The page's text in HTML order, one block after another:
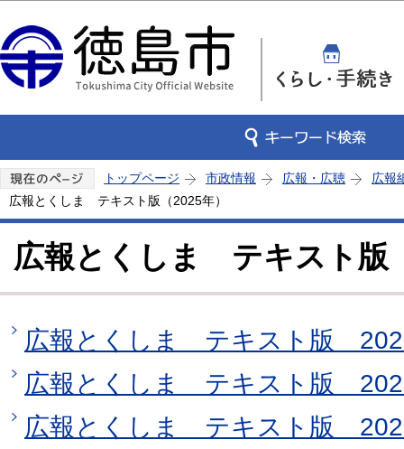
トップページ 市政情報 広報・広聴
広報
広報とくしま テキスト版（2025年）
広報とくしま テキスト版
広報とくしま テキスト版
広報とくしま テキスト版
広報とくしま テキスト版